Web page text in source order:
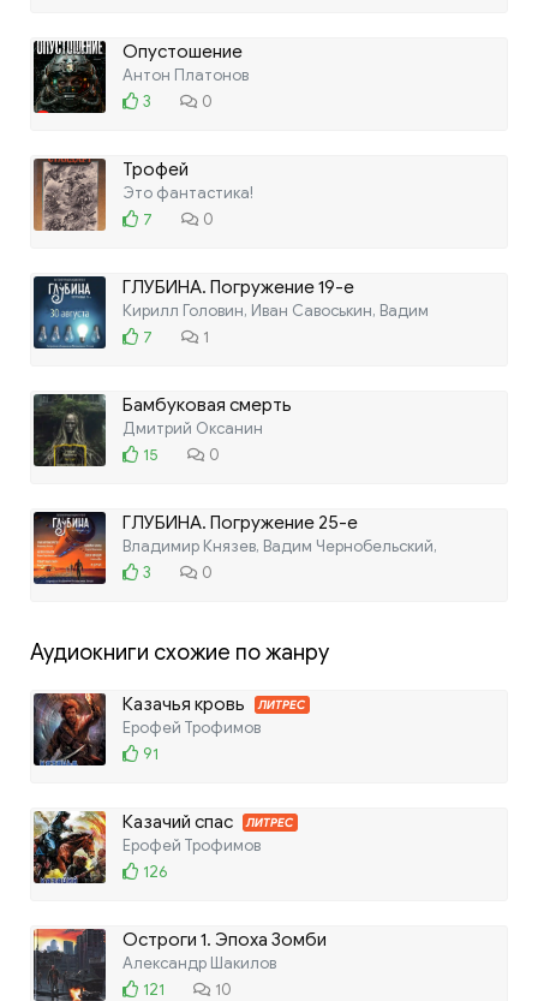
Опустошение
Антон Платонов
3
0
Трофей
Это фантастика!
7
0
ГЛУБИНА. Погружение 19-е
Кирилл Головин, Иван Савоськин, Вадим
7
1
Бамбуковая смерть
Дмитрий Оксанин
15
0
ГЛУБИНА. Погружение 25-е
Владимир Князев, Вадим Чернобельский,
3
0
Аудиокниги схожие по жанру
Казачья кровь ЛИТРЕС
Ерофей Трофимов
91
Казачий спас ЛИТРЕС
Ерофей Трофимов
126
Остроги 1. Эпоха Зомби
Александр Шакилов
121
10